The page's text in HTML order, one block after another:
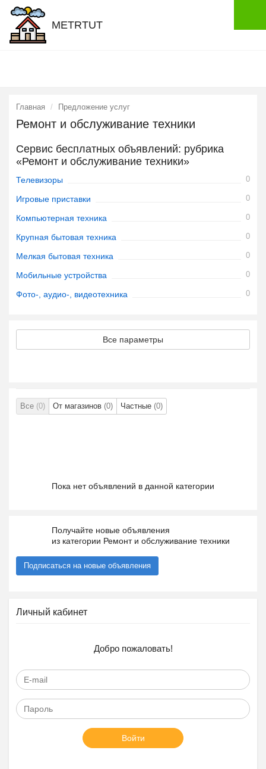
METRTUT
Главная Предложение услуг
Ремонт и обслуживание техники
Сервис бесплатных объявлений: рубрика
«Ремонт и обслуживание техники»
Телевизоры 0
Игровые приставки 0
Компьютерная техника 0
Крупная бытовая техника 0
Мелкая бытовая техника 0
Мобильные устройства 0
Фото-, аудио-, видеотехника 0
Все параметры
Все (0) От магазинов (0) Частные (0)
Пока нет объявлений в данной категории
Получайте новые объявления
из категории Ремонт и обслуживание техники
Подписаться на новые объявления
Личный кабинет
Добро пожаловать!
Войти